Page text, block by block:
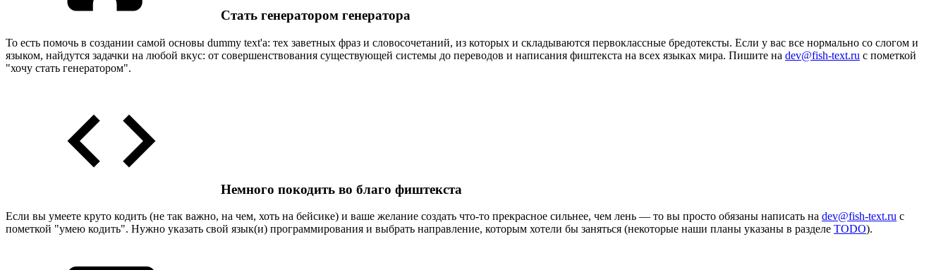
Стать генератором генератора
То есть помочь в создании самой основы dummy text'а: тех заветных фраз и словосочетаний, из которых и складываются первоклассные бредотексты. Если у вас все нормально со слогом и
языком, найдутся задачки на любой вкус: от совершенствования существующей системы до переводов и написания фиштекста на всех языках мира. Пишите на dev@fish-text.ru с пометкой
"хочу стать генератором".
Немного покодить во благо фиштекста
Если вы умеете круто кодить (не так важно, на чем, хоть на бейсике) и ваше желание создать что-то прекрасное сильнее, чем лень — то вы просто обязаны написать на dev@fish-text.ru с
пометкой "умею кодить". Нужно указать свой язык(и) программирования и выбрать направление, которым хотели бы заняться (некоторые наши планы указаны в разделе TODO).